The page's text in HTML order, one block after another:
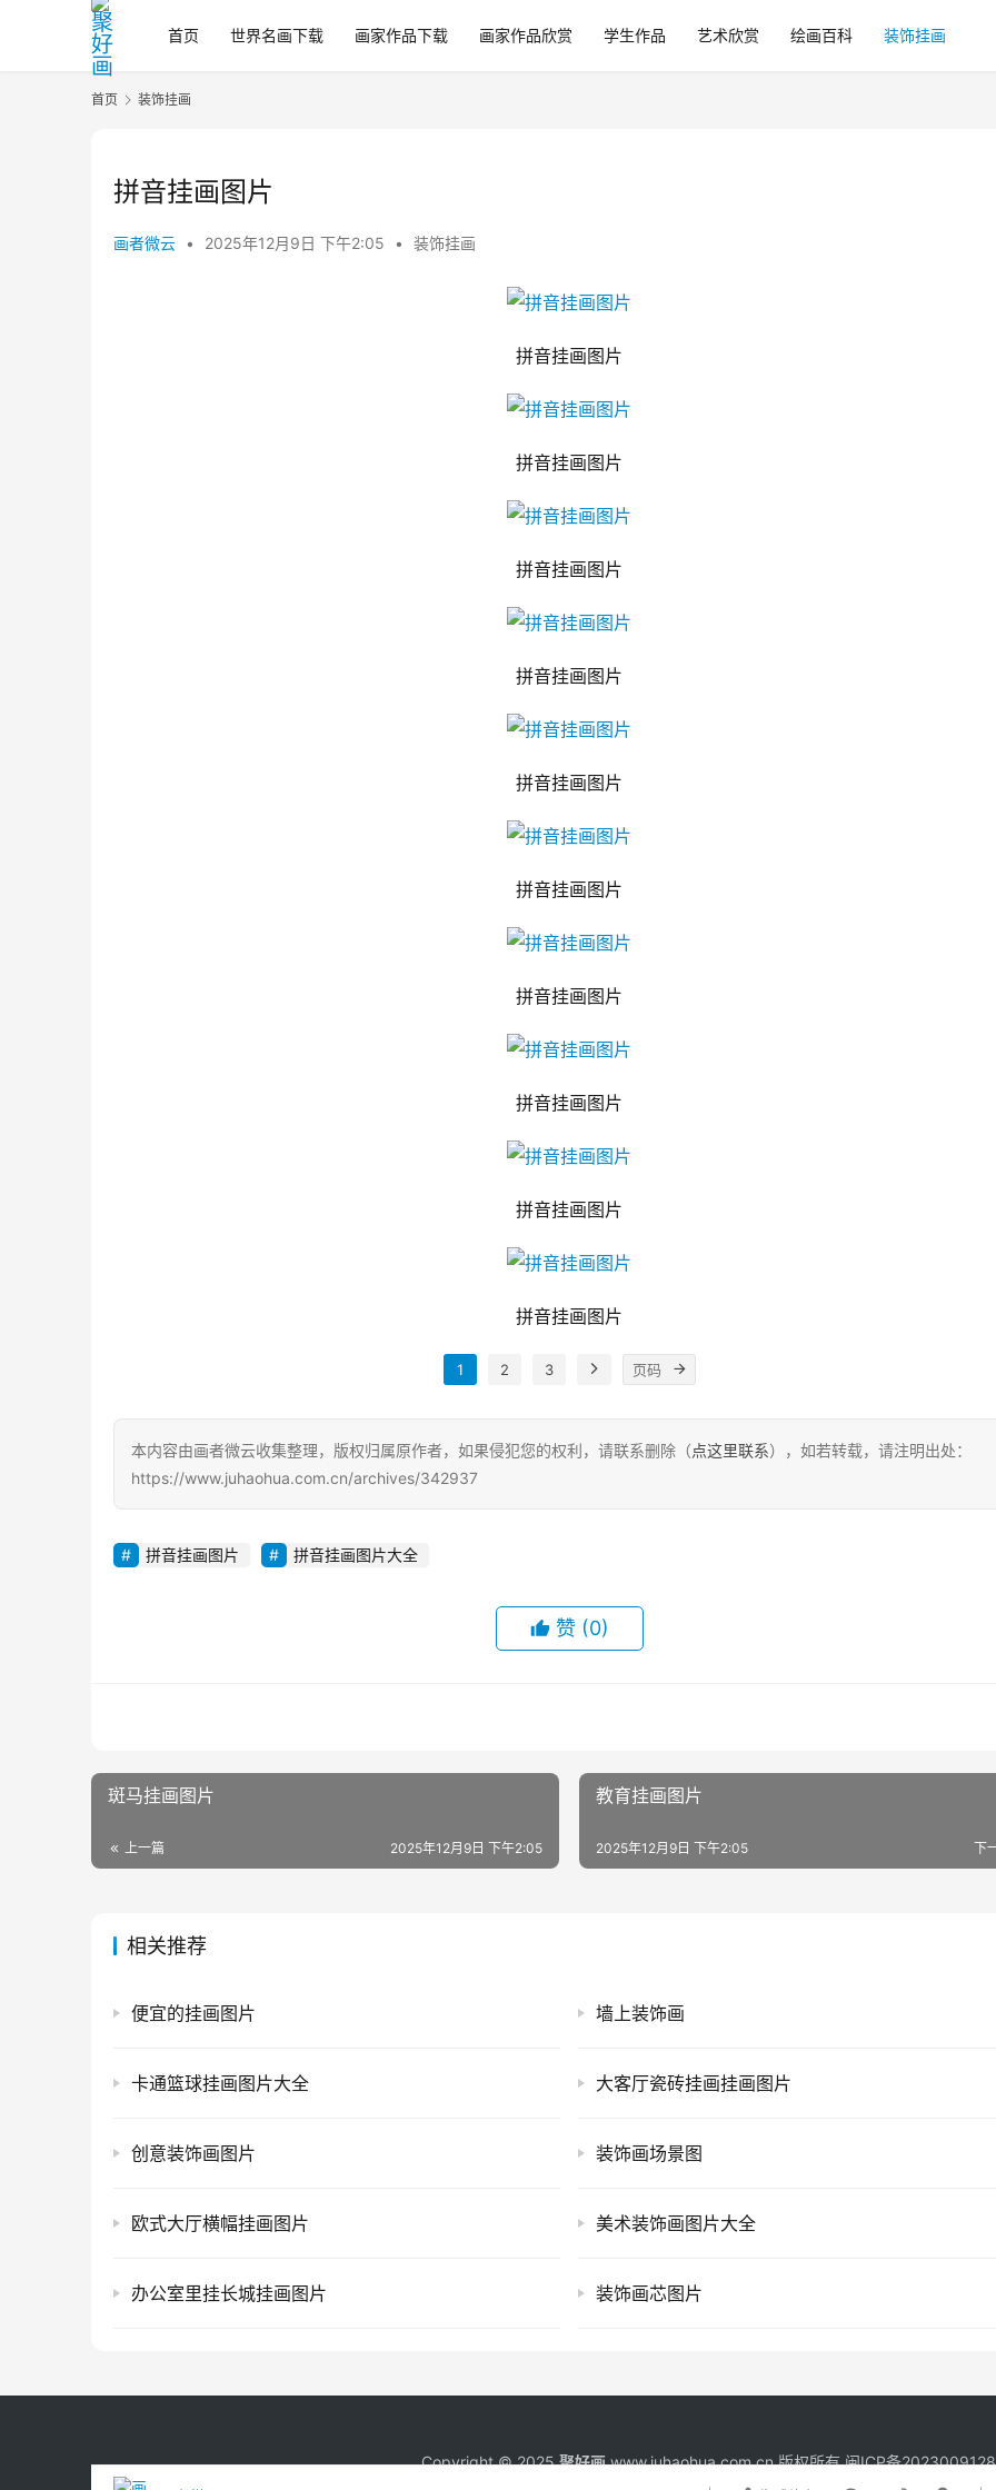
首页 世界名画下载 画家作品下载 画家作品欣赏 学生作品 艺术欣赏 绘画百科 装饰挂画
首页 装饰挂画
拼音挂画图片
画者微云 • 2025年12月9日 下午2:05 • 装饰挂画
拼音挂画图片
拼音挂画图片
拼音挂画图片
拼音挂画图片
拼音挂画图片
拼音挂画图片
拼音挂画图片
拼音挂画图片
拼音挂画图片
拼音挂画图片
1 2 3
本内容由画者微云收集整理，版权归属原作者，如果侵犯您的权利，请联系删除（点这里联系），如若转载，请注明出处：
https://www.juhaohua.com.cn/archives/342937
拼音挂画图片 拼音挂画图片大全
赞 (0)
斑马挂画图片
上一篇 2025年12月9日 下午2:05
教育挂画图片
下
2025年12月9日 下午2:05
相关推荐
便宜的挂画图片 墙上装饰画
卡通篮球挂画图片大全 大客厅瓷砖挂画挂画图片
创意装饰画图片 装饰画场景图
欧式大厅横幅挂画图片 美术装饰画图片大全
办公室里挂长城挂画图片 装饰画芯图片
Copyright © 2025聚好画www.juhaohua.com.cn 版权所有闽ICP备